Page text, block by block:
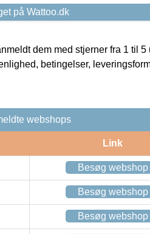
på Wattoo.dk
dem med stjerner fra 1 til 5
betingelser,
webshops
Link
Besøg webshop
Besøg webshop
Besøg webshop